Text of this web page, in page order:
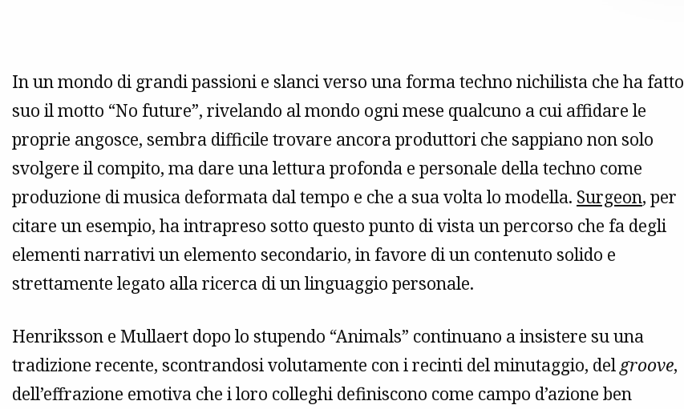
In un mondo di grandi passioni e slanci verso una forma techno nichilista che ha fatto
suo il motto “No future”, rivelando al mondo ogni mese qualcuno a cui affidare le
proprie angosce, sembra difficile trovare ancora produttori che sappiano non solo
svolgere il compito, ma dare una lettura profonda e personale della techno come
produzione di musica deformata dal tempo e che a sua volta lo modella. Surgeon, per
citare un esempio­, ha intrapreso sotto questo punto di vista un percorso che fa degli
elementi narrativi un elemento secondario, in favore di un contenuto solido e
strettamente legato alla ricerca di un linguaggio personale.
Henriksson e Mullaert dopo lo stupendo “Animals” continuano a insistere su una
tradizione recente, scontrandosi volutamente con i recinti del minutaggio, delgroove,
dell’effrazione emotiva che i loro colleghi definiscono come campo d’azione ben